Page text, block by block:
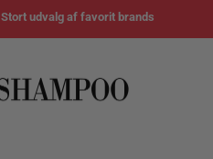
Stort udvalg af favorit brands